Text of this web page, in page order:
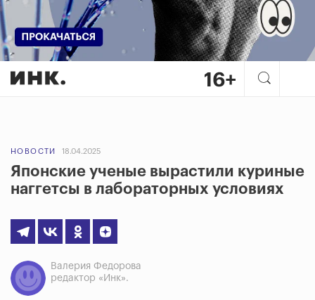
НОВОСТИ 18.04.2025
Японские ученые вырастили куриные
наггетсы в лабораторных условиях
Валерия Федорова
редактор «Инк».